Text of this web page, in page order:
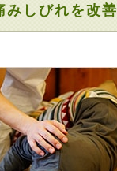
みしびれを改善